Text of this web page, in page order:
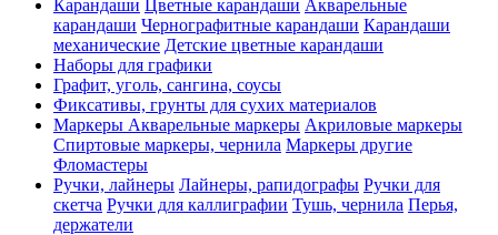
Карандаши Цветные карандаши Акварельные
карандаши Чернографитные карандаши Карандаши
механические Детские цветные карандаши
Наборы для графики
Графит, уголь, сангина, соусы
Фиксативы, грунты для сухих материалов
Маркеры Акварельные маркеры Акриловые маркеры
Спиртовые маркеры, чернила Маркеры другие
Фломастеры
Ручки, лайнеры Лайнеры, рапидографы Ручки для
скетча Ручки для каллиграфии Тушь, чернила Перья,
держатели